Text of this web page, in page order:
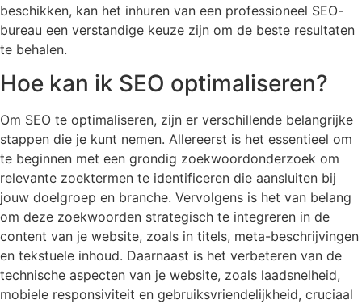
beschikken, kan het inhuren van een professioneel SEO-
bureau een verstandige keuze zijn om de beste resultaten
te behalen.
Hoe kan ik SEO optimaliseren?
Om SEO te optimaliseren, zijn er verschillende belangrijke
stappen die je kunt nemen. Allereerst is het essentieel om
te beginnen met een grondig zoekwoordonderzoek om
relevante zoektermen te identificeren die aansluiten bij
jouw doelgroep en branche. Vervolgens is het van belang
om deze zoekwoorden strategisch te integreren in de
content van je website, zoals in titels, meta-beschrijvingen
en tekstuele inhoud. Daarnaast is het verbeteren van de
technische aspecten van je website, zoals laadsnelheid,
mobiele responsiviteit en gebruiksvriendelijkheid, cruciaal